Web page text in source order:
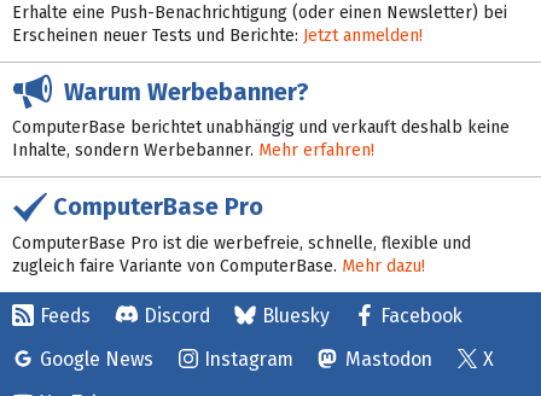
Erhalte eine Push-Benachrichtigung (oder einen Newsletter) bei
Erscheinen neuer Tests und Berichte: Jetzt anmelden!
Warum Werbebanner?
ComputerBase berichtet unabhängig und verkauft deshalb keine
Inhalte, sondern Werbebanner. Mehr erfahren!
ComputerBase Pro
ComputerBase Pro ist die werbefreie, schnelle, flexible und
zugleich faire Variante von ComputerBase. Mehr dazu!
Feeds Discord Bluesky
Facebook
Google News
Instagram Mastodon
X